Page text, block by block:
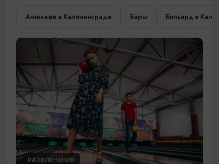
Антикафе в Калининграде Бары Бильярд в
РАЗВЛЕЧЕНИЯ